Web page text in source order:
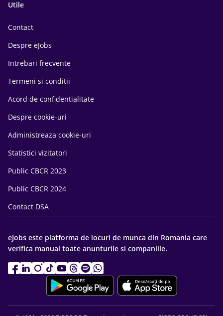
Utile
Contact
Despre eJobs
Intrebari frecvente
Termeni si conditii
Acord de confidentialitate
Despre cookie-uri
Administreaza cookie-uri
Statistici vizitatori
Public CBCR 2023
Public CBCR 2024
Contact DSA
eJobs este platforma de locuri de munca din Romania care
verifica manual toate anunturile si companiile.